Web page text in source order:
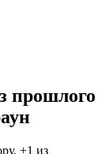
прошлого